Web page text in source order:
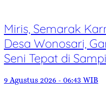
Miris, Semarak
Desa Wonosari,
Seni Tepat di
9 Agustus 2026 - 06:43 WIB